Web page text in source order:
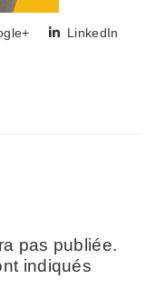
LinkedIn
pas publiée.
indiqués